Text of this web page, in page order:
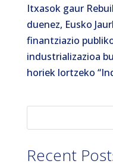
Itxasok gaur
duenez, Eusko
finantziazio
industrializazioa
horiek lortzeko
Recent